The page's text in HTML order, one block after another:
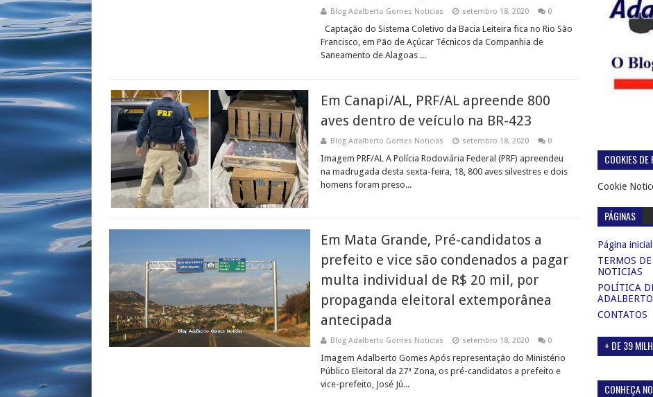
Blog Adalberto Gomes Noticias setembro 18, 2020 0
Captação do Sistema Coletivo da Bacia Leiteira fica no Rio São
Francisco, em Pão de Açúcar Técnicos da Companhia de
Saneamento de Alagoas ...
Em Canapi/AL, PRF/AL apreende 800
aves dentro de veículo na BR-423
Blog Adalberto Gomes Noticias setembro 18, 2020 0
Imagem PRF/AL A Polícia Rodoviária Federal (PRF) apreendeu
na madrugada desta sexta-feira, 18, 800 aves silvestres e dois
homens foram preso...
Em Mata Grande, Pré-candidatos a
prefeito e vice são condenados a pagar
multa individual de R$ 20 mil, por
propaganda eleitoral extemporânea
antecipada
Blog Adalberto Gomes Noticias setembro 18, 2020 0
Imagem Adalberto Gomes Após representação do Ministério
Público Eleitoral da 27ª Zona, os pré-candidatos a prefeito e
vice-prefeito, José Jú...
COOKIES
Cookie
PÁGINAS
Página inicial
TERMOS
NOTICIAS
POLÍTICA
CONTATOS
+ DE 39
CONHEÇA